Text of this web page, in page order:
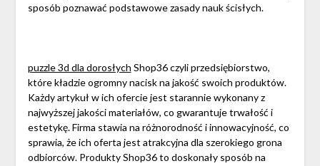
sposób poznawać podstawowe zasady nauk ścisłych.
puzzle 3d dla dorosłych Shop36 czyli przedsiębiorstwo,
które kładzie ogromny nacisk na jakość swoich produktów.
Każdy artykuł w ich ofercie jest starannie wykonany z
najwyższej jakości materiałów, co gwarantuje trwałość i
estetykę. Firma stawia na różnorodność i innowacyjność, co
sprawia, że ich oferta jest atrakcyjna dla szerokiego grona
odbiorców. Produkty Shop36 to doskonały sposób na